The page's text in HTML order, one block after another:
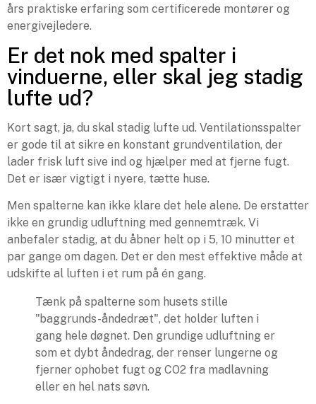
års praktiske erfaring som certificerede montører og
energivejledere.
Er det nok med spalter i
vinduerne, eller skal jeg stadig
lufte ud?
Kort sagt, ja, du skal stadig lufte ud. Ventilationsspalter
er gode til at sikre en konstant grundventilation, der
lader frisk luft sive ind og hjælper med at fjerne fugt.
Det er især vigtigt i nyere, tætte huse.
Men spalterne kan ikke klare det hele alene. De erstatter
ikke en grundig udluftning med gennemtræk. Vi
anbefaler stadig, at du åbner helt op i 5, 10 minutter et
par gange om dagen. Det er den mest effektive måde at
udskifte al luften i et rum på én gang.
Tænk på spalterne som husets stille
"baggrunds-åndedræt", det holder luften i
gang hele døgnet. Den grundige udluftning er
som et dybt åndedrag, der renser lungerne og
fjerner ophobet fugt og CO2 fra madlavning
eller en hel nats søvn.